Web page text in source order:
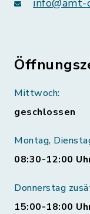
info@amt-
Mittwoch:
geschlossen
Montag,
08:30-12:00
Donnerstag
15:00-18:00